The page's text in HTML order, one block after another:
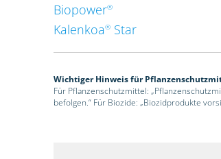
Biopower®
Kalenkoa® Star
Wichtiger Hinweis für
Für Pflanzenschutzmittel:
befolgen.“ Für Biozide: „Biozidprodukte